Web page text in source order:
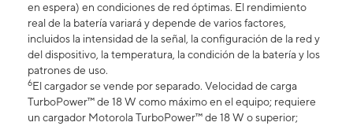
en espera) en condiciones de red óptimas. El rendimiento
real de la batería variará y depende de varios factores,
incluidos la intensidad de la señal, la configuración de la red y
del dispositivo, la temperatura, la condición de la batería y los
patrones de uso.
6El cargador se vende por separado. Velocidad de carga
TurboPower™ de 18 W como máximo en el equipo; requiere
un cargador Motorola TurboPower™ de 18 W o superior;